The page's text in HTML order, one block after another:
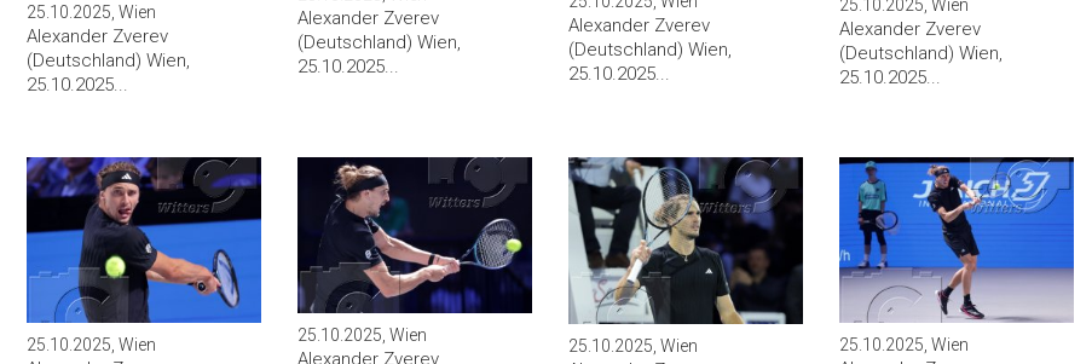
25.10.2025, Wien
Alexander Zverev
(Deutschland) Wien,
25.10.2025...
Alexander Zverev
(Deutschland) Wien,
25.10.2025...
Alexander Zverev
(Deutschland) Wien,
25.10.2025...
25.10.2025, Wien
Alexander Zverev
(Deutschland) Wien,
25.10.2025...
25.10.2025, Wien
25.10.2025, Wien
Alexander Zverev
25.10.2025, Wien 25.10.2025, Wien